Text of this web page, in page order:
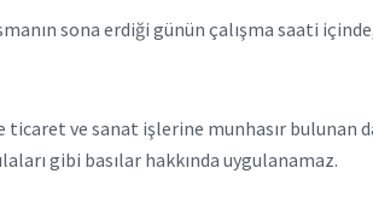
sona erdiği günün çalışma saati
ve sanat işlerine munhasır bulunan
gibi basılar hakkında uygulanamaz.